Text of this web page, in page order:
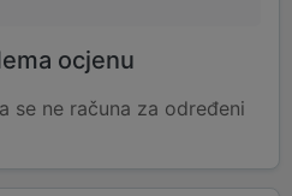
ocjenu
se ne računa za određeni